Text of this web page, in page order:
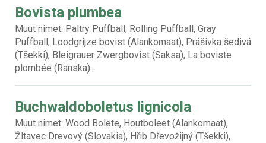
Bovista plumbea
Muut nimet: Paltry Puffball, Rolling Puffball, Gray
Puffball, Loodgrijze bovist (Alankomaat), Prášivka šedivá
(Tšekki), Bleigrauer Zwergbovist (Saksa), La boviste
plombée (Ranska).
Buchwaldoboletus lignicola
Muut nimet: Wood Bolete, Houtboleet (Alankomaat),
Žltavec Drevový (Slovakia), Hřib Dřevožijný (Tšekki),